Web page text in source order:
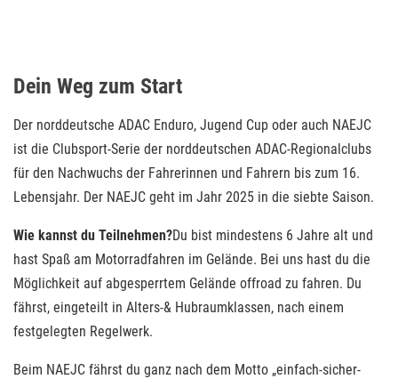
Dein Weg zum Start
Der norddeutsche ADAC Enduro, Jugend Cup oder auch NAEJC
ist die Clubsport-Serie der norddeutschen ADAC-Regionalclubs
für den Nachwuchs der Fahrerinnen und Fahrern bis zum 16.
Lebensjahr. Der NAEJC geht im Jahr 2025 in die siebte Saison.
Wie kannst du Teilnehmen?Du bist mindestens 6 Jahre alt und
hast Spaß am Motorradfahren im Gelände. Bei uns hast du die
Möglichkeit auf abgesperrtem Gelände offroad zu fahren. Du
fährst, eingeteilt in Alters-& Hubraumklassen, nach einem
festgelegten Regelwerk.
Beim NAEJC fährst du ganz nach dem Motto „einfach-sicher-